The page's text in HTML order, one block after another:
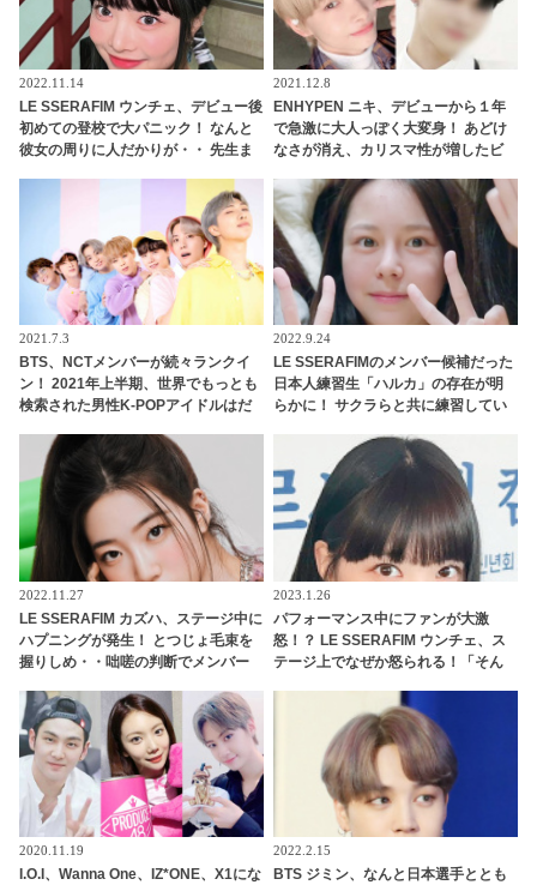
2022.11.14
LE SSERAFIM ウンチェ、デビュー後
初めての登校で大パニック！ なんと
彼女の周りに人だかりが・・ 先生ま
2021.12.8
ENHYPEN ニキ、デビューから１年
で急激に大人っぽく大変身！ あどけ
なさが消え、カリスマ性が増したビ
2021.7.3
BTS、NCTメンバーが続々ランクイ
ン！ 2021年上半期、世界でもっとも
検索された男性K-POPアイドルはだ
を紹介
2022.9.24
LE SSERAFIMのメンバー候補だった
日本人練習生「ハルカ」の存在が明
らかに！ サクラらと共に練習してい
練習生を待ち受ける残酷な運命に衝
撃
2022.11.27
LE SSERAFIM カズハ、ステージ中に
ハプニングが発生！ とつじょ毛束を
握りしめ・・咄嗟の判断でメンバー
2023.1.26
パフォーマンス中にファンが大激
怒！？ LE SSERAFIM ウンチェ、ス
テージ上でなぜか怒られる！「そん
れた彼女の心境とは？
2020.11.19
I.O.I、Wanna One、IZ*ONE、X1にな
2022.2.15
BTS ジミン、なんと日本選手ととも